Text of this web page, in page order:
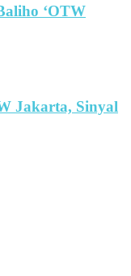
‘OTW
Jakarta, Sinyal